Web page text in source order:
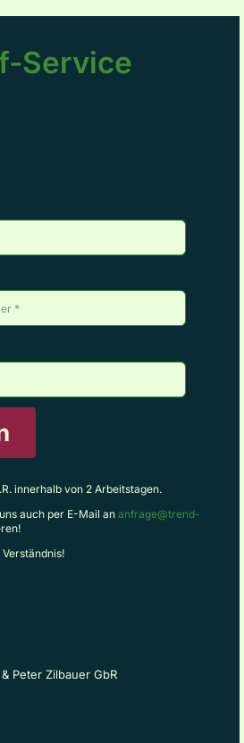
Service
innerhalb von 2 Arbeitstagen.
auch per E-Mail an anfrage@trend-
Peter Zilbauer GbR